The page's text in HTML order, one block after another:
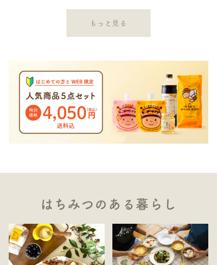
もっと見る
はちみつのある暮らし